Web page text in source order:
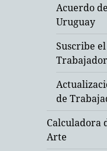
Acuerdo
Uruguay
Suscribe
de
Calculadora
Arte